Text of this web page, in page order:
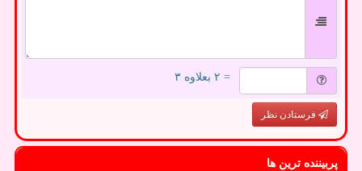
= ۲ بعلاوه ۳
فرستادن نظر
پربیننده ترین ها